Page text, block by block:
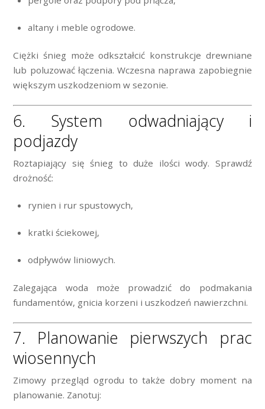
altany i meble ogrodowe.
Ciężki śnieg może odkształcić konstrukcje drewniane
lub poluzować łączenia. Wczesna naprawa zapobiegnie
większym uszkodzeniom w sezonie.
6. System odwadniający i
podjazdy
Roztapiający się śnieg to duże ilości wody. Sprawdź
drożność:
rynien i rur spustowych,
kratki ściekowej,
odpływów liniowych.
Zalegająca woda może prowadzić do podmakania
fundamentów, gnicia korzeni i uszkodzeń nawierzchni.
7. Planowanie pierwszych prac
wiosennych
Zimowy przegląd ogrodu to także dobry moment na
planowanie. Zanotuj: